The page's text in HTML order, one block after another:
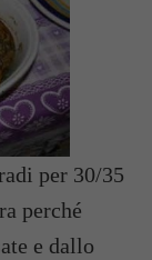
per 30/35
perché
e dallo